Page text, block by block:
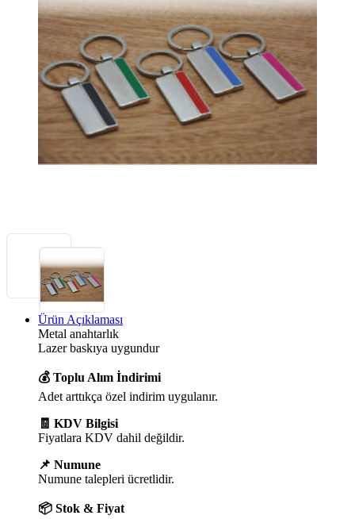
Ürün Açıklaması
Metal anahtarlık
Lazer baskıya uygundur
💰 Toplu Alım İndirimi
Adet arttıkça özel indirim uygulanır.
🧾 KDV Bilgisi
Fiyatlara KDV dahil değildir.
📌 Numune
Numune talepleri ücretlidir.
📦 Stok & Fiyat